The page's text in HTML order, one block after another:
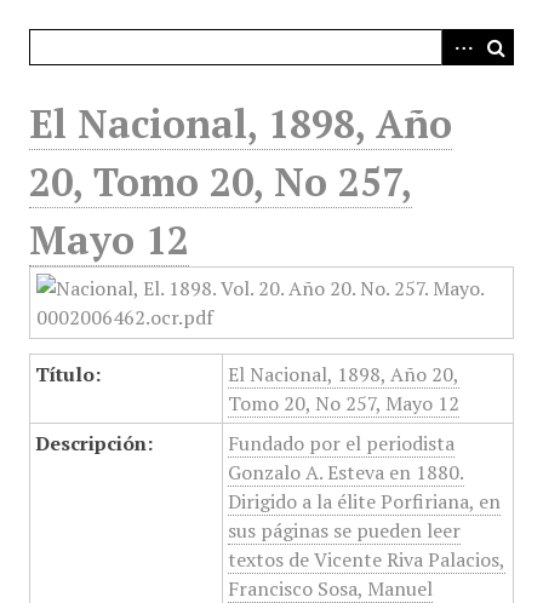
El Nacional, 1898, Año
20, Tomo 20, No 257,
Mayo 12
Título:
El Nacional, 1898, Año 20,
Tomo 20, No 257, Mayo 12
Descripción:
Fundado por el periodista
Gonzalo A. Esteva en 1880.
Dirigido a la élite Porfiriana, en
sus páginas se pueden leer
textos de Vicente Riva Palacios,
Francisco Sosa, Manuel